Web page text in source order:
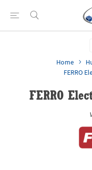
Home
FERRO
FERRO